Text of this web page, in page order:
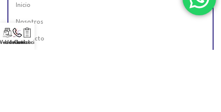
Inicio
Nosotros
Contacto
Llámanos!
Cotización